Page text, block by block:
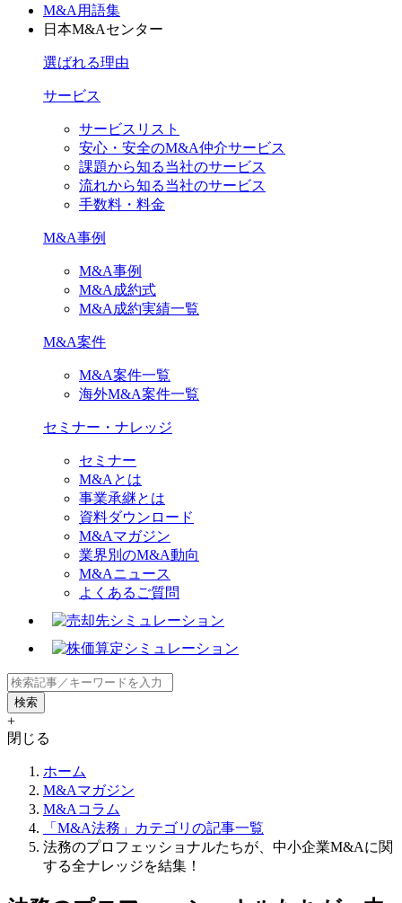
M&A用語集
日本M&Aセンター
選ばれる理由
サービス
サービスリスト
安心・安全のM&A仲介サービス
課題から知る当社のサービス
流れから知る当社のサービス
手数料・料金
M&A事例
M&A事例
M&A成約式
M&A成約実績一覧
M&A案件
M&A案件一覧
海外M&A案件一覧
セミナー・ナレッジ
セミナー
M&Aとは
事業承継とは
資料ダウンロード
M&Aマガジン
業界別のM&A動向
M&Aニュース
よくあるご質問
+
閉じる
ホーム
M&Aマガジン
M&Aコラム
「M&A法務」カテゴリの記事一覧
法務のプロフェッショナルたちが、中小企業M&Aに関
する全ナレッジを結集！